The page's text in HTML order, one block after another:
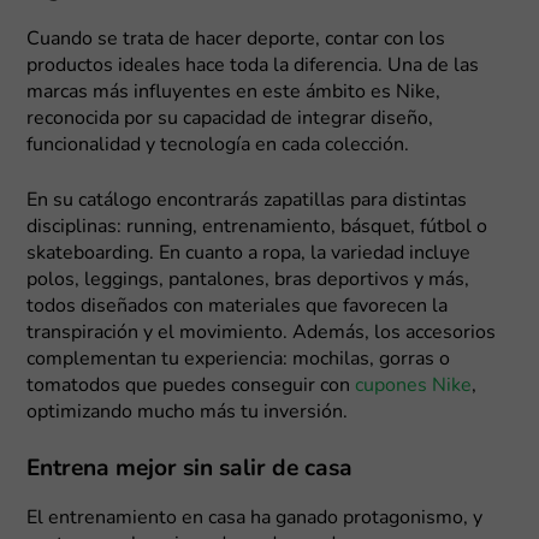
Cuando se trata de hacer deporte, contar con los
productos ideales hace toda la diferencia. Una de las
marcas más influyentes en este ámbito es Nike,
reconocida por su capacidad de integrar diseño,
funcionalidad y tecnología en cada colección.
En su catálogo encontrarás zapatillas para distintas
disciplinas: running, entrenamiento, básquet, fútbol o
skateboarding. En cuanto a ropa, la variedad incluye
polos, leggings, pantalones, bras deportivos y más,
todos diseñados con materiales que favorecen la
transpiración y el movimiento. Además, los accesorios
complementan tu experiencia: mochilas, gorras o
tomatodos que puedes conseguir con cupones Nike,
optimizando mucho más tu inversión.
Entrena mejor sin salir de casa
El entrenamiento en casa ha ganado protagonismo, y